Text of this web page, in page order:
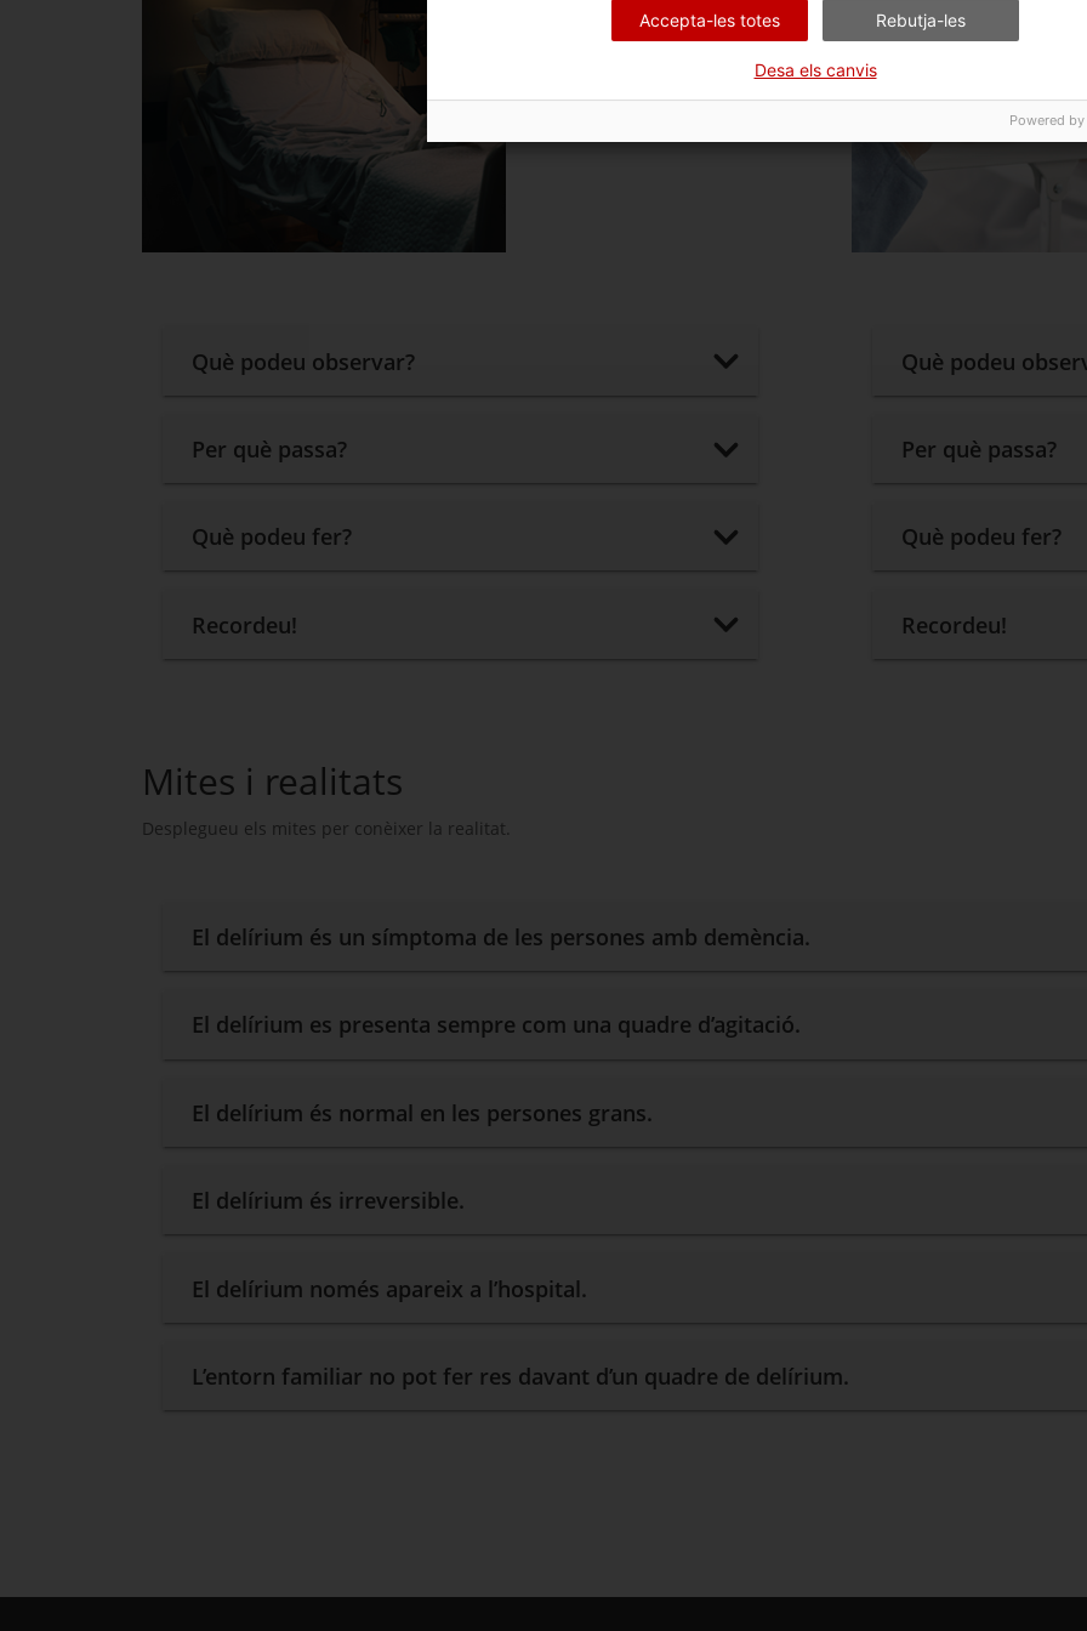
Què podeu observar?
Per què passa?
Què podeu fer?
Recordeu!
Què podeu
Per què passa?
Què podeu fer?
Recordeu!
Mites i realitats
Desplegueu els mites per conèixer la realitat.
El delírium és un símptoma de les persones amb demència.
El delírium es presenta sempre com una quadre d’agitació.
El delírium és normal en les persones grans.
El delírium és irreversible.
El delírium només apareix a l’hospital.
L’entorn familiar no pot fer res davant d’un quadre de delírium.
Accepta-les totes Rebutja-les
Desa els canvis
Powered by